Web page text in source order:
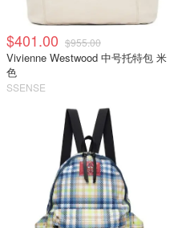
$401.00 $955.00
Vivienne Westwood 中号托特包 米
色
SSENSE